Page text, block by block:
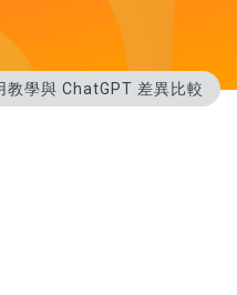
學與 ChatGPT 差異比較